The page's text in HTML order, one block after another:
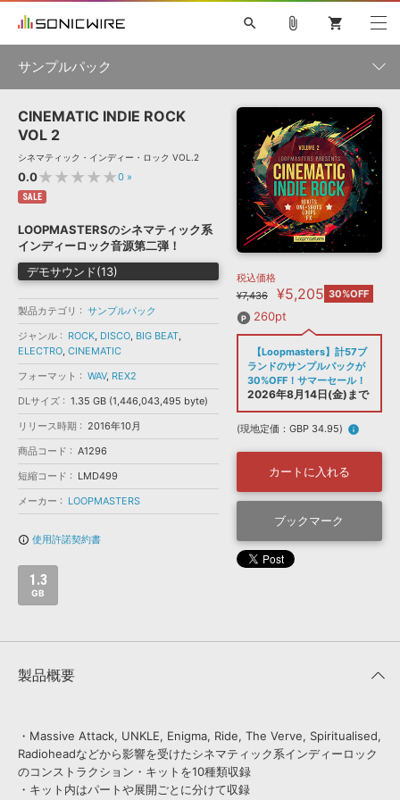
ソフト音源 »
プラグイン・エフェクト »
サンプルパック »
ソフトウェア／ツール »
DAW »
効果音 »
BGM »
キャンペーン »
特集 »
ニュースレター »
SONICWIREブログ »
製品サポート情報 »
DTMガイド »
FAQ »
お問い合わせ »
音楽カード
楽曲配信流通 サービス
無償のサウンド管理ソフト
次世代型 ボーカル・エディタ
APS
SLS
search
初音ミク NT 鏡音リン・レン V4X 巡音ルカ V4X
MEIKO V3
KAITO V3
TOONTRACK
SPITFIRE AUDIO
VIENNA
EZ DRUMMER 3 SERUM
ライセンスフリーBGM
ボーカル抜き出し
DUBSTEP
MUTANT
ROUTER.FM
SONOCA
ソフト音源 プラグイン・エフェクト
ソフトウェア／ツール 効果音
attach_file shopping_cart
サンプルパック
製品一覧
ジャンル
フォーマット
ランキング
CINEMATIC INDIE ROCK
VOL 2
シネマティック・インディー・ロック VOL.2
0.0★★★★★0 »
SALE
LOOPMASTERSのシネマティック系
インディーロック音源第二弾！
デモサウンド(13)
製品カテゴリ
サンプルパック
ジャンル
ROCK, DISCO, BIG BEAT,
ELECTRO, CINEMATIC
フォーマット
WAV, REX2
DLサイズ
1.35 GB (1,446,043,495 byte)
リリース時期
2016年10月
商品コード
A1296
短縮コード
LMD499
メーカー
LOOPMASTERS
info_outline 使用許諾契約書
1.3
GB
税込価格
¥7,436
¥5,205 30%OFF
260pt
【Loopmasters】計57ブ
ランドのサンプルパックが
30%OFF！サマーセール！
2026年8月14日(金)まで
(現地定価：GBP 34.95) info
カートに入れる
ブックマーク
製品概要
・Massive Attack, UNKLE, Enigma, Ride, The Verve, Spiritualised,
Radioheadなどから影響を受けたシネマティック系インディーロック
のコンストラクション・キットを10種類収録
・キット内はパートや展開ごとに分けて収録